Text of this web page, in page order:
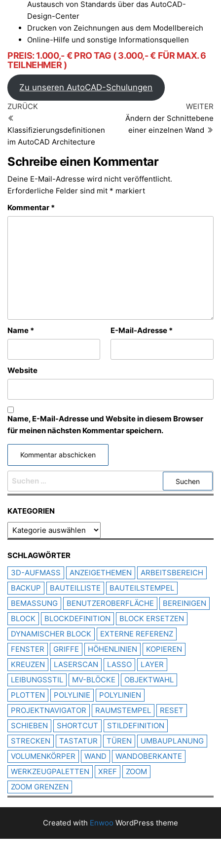
Austausch von Standards über das AutoCAD-
Design-Center
Drucken von Zeichnungen aus dem Modellbereich
Online-Hilfe und sonstige Informationsquellen
PREIS: 1.000,- € PRO TAG ( 3.000,- € FÜR MAX. 6
TEILNEHMER )
Zu unseren AutoCAD-Schulungen
Beitragsnavigation
Vorheriger
Beitrag
ZURÜCK
Klassifizierungsdefinitionen
im AutoCAD Architecture
WEITER
Ändern der Schnittebene
einer einzelnen Wand
Schreibe einen Kommentar
Deine E-Mail-Adresse wird nicht veröffentlicht.
Erforderliche Felder sind mit * markiert
Kommentar *
Name * E-Mail-Adresse *
Website
Name, E-Mail-Adresse und Website in diesem Browser
für meinen nächsten Kommentar speichern.
SUCHEN
KATEGORIEN
KATEGORIEN
SCHLAGWÖRTER
3D-AUFMASS
ANZEIGETHEMEN
ARBEITSBEREICH
BACKUP
BAUTEILLISTE
BAUTEILSTEMPEL
BEMASSUNG
BENUTZEROBERFLÄCHE
BEREINIGEN
BLOCK
BLOCKDEFINITION
BLOCK ERSETZEN
DYNAMISCHER BLOCK
EXTERNE REFERENZ
FENSTER
GRIFFE HÖHENLINIEN
KOPIEREN
KREUZEN
LASERSCAN LASSO
LAYER
LEIBUNGSSTIL
MV-BLÖCKE
OBJEKTWAHL
PLOTTEN
POLYLINIE
POLYLINIEN
PROJEKTNAVIGATOR
RAUMSTEMPEL
RESET
SCHIEBEN
SHORTCUT
STILDEFINITION
STRECKEN
TASTATUR TÜREN
UMBAUPLANUNG
VOLUMENKÖRPER
WAND
WANDOBERKANTE
WERKZEUGPALETTEN
XREF
ZOOM
ZOOM GRENZEN
Created with Enwoo WordPress theme